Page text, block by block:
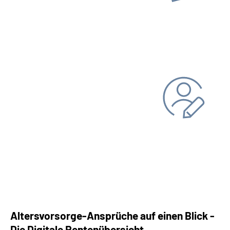
Altersvorsorge-Ansprüche auf einen Blick -